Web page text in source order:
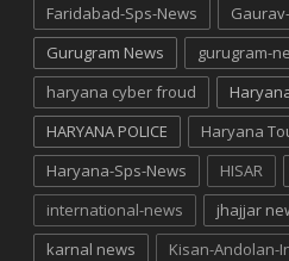
Faridabad-Sps-News
Gurugram News
gurugram-
haryana cyber froud
HARYANA POLICE
Haryana
Haryana-Sps-News
HISAR
international-news
jhajjar
karnal news
Kisan-Andolan-